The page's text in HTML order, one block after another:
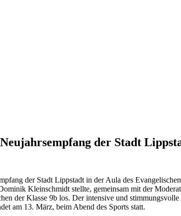
der Stadt
der Stadt Lippstadt in der Aula des
Kleinschmidt stellte, gemeinsam mit der
der Klasse 9b los. Der intensive und
am 13. März, beim Abend des Sports statt.